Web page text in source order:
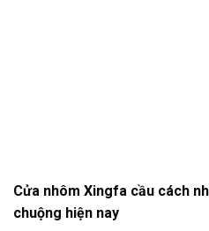
Cửa nhôm Xingfa cầu cách
chuộng hiện nay